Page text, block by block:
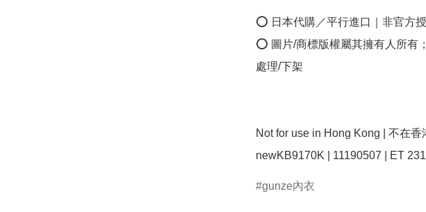
⭕ 日本代購／平行進口｜非官方
⭕ 圖片/商標版權屬其擁有人所有
處理/下架
Not for use in Hong Kong | 不在香
newKB9170K | 11190507 | ET
gunze內衣